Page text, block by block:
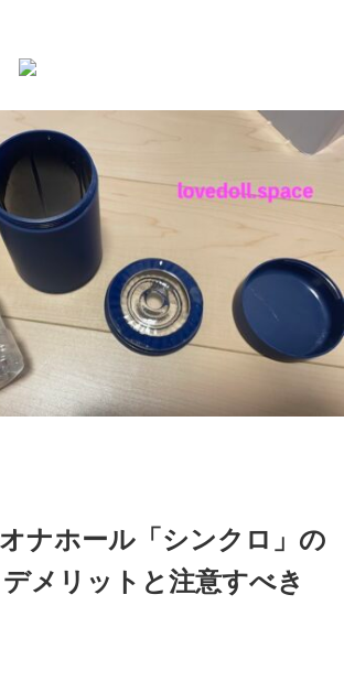
ナホール「シンクロ」の
メリットと注意すべき